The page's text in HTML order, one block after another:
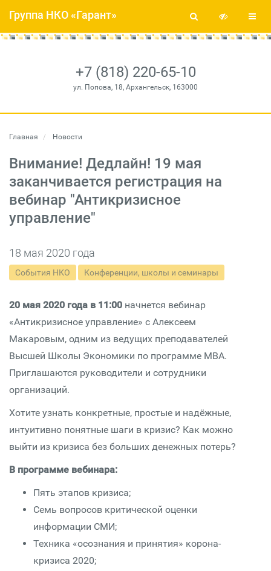
+7 (818) 220-65-10
ул. Попова, 18, Архангельск, 163000
Группа НКО «Гарант»
Главная Новости
Внимание! Дедлайн! 19 мая
заканчивается регистрация на
вебинар "Антикризисное
управление"
18 мая 2020 года
События НКО Конференции, школы и семинары
20 мая 2020 года в 11:00 начнется вебинар
«Антикризисное управление» с Алексеем
Макаровым, одним из ведущих преподавателей
Высшей Школы Экономики по программе МВА.
Приглашаются руководители и сотрудники
организаций.
Хотите узнать конкретные, простые и надёжные,
интуитивно понятные шаги в кризис? Как можно
выйти из кризиса без больших денежных потерь?
В программе вебинара:
Пять этапов кризиса;
Семь вопросов критической оценки
информации СМИ;
Техника «осознания и принятия» корона-
кризиса 2020;